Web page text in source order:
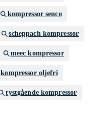
kompressor senco
scheppach kompressor
meec kompressor
kompressor oljefri
tystgående kompressor